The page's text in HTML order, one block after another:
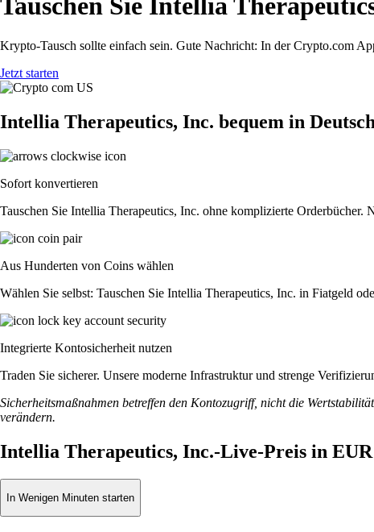
Tauschen Sie Intellia
Krypto-Tausch sollte einfach sein. Gute Nachricht: In der Crypto.com
Jetzt starten
Intellia Therapeutics, Inc. bequem in
Sofort konvertieren
Tauschen Sie Intellia Therapeutics, Inc. ohne komplizierte Orderbücher.
Aus Hunderten von Coins wählen
Wählen Sie selbst: Tauschen Sie Intellia Therapeutics, Inc. in Fiatgeld
Integrierte Kontosicherheit nutzen
Traden Sie sicherer. Unsere moderne Infrastruktur und strenge
Sicherheitsmaßnahmen betreffen den Kontozugriff, nicht die
verändern.
Intellia Therapeutics, Inc.-Live-Preis in EUR
In Wenigen Minuten starten